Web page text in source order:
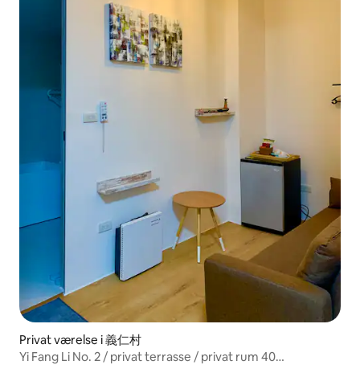
Privat værelse i 義仁村
Yi Fang Li No. 2 / privat terrasse / privat rum 40